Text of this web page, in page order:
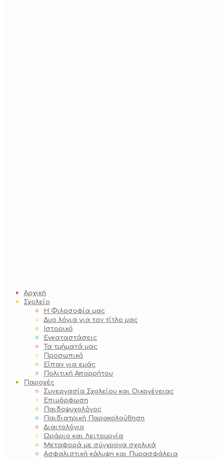
Αρχική
Σχολείο
Η Φιλοσοφία μας
Δυο λόγια για τον τίτλο μας
Ιστορικό
Εγκαταστάσεις
Τα τμήματά μας
Προσωπικό
Είπαν για εμάς
Πολιτική Απορρήτου
Παροχές
Συνεργασία Σχολείου και Οικογένειας
Επιμόρφωση
Παιδοψυχολόγος
Παιδιατρική Παρακολούθηση
Διαιτολόγιο
Ωράριο και Λειτουργία
Μεταφορά με σύγχρονα σχολικά
Ασφαλιστική κάλυψη και Πυρασφάλεια